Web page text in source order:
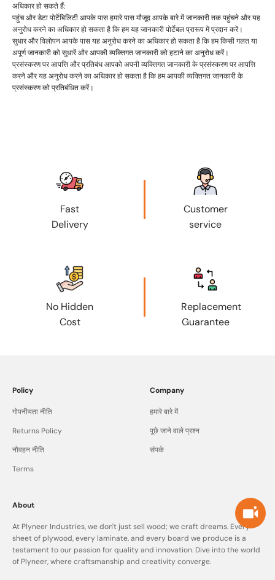
अधिकार हो सकते हैं:
पहुंच और डेटा पोर्टेबिलिटी आपके पास हमारे पास मौजूद आपके बारे में जानकारी तक पहुंचने और यह
अनुरोध करने का अधिकार हो सकता है कि हम यह जानकारी पोर्टेबल प्रारूप में प्रदान करें।
सुधार और विलोपन आपके पास यह अनुरोध करने का अधिकार हो सकता है कि हम किसी गलत या
अपूर्ण जानकारी को सुधारें और आपकी व्यक्तिगत जानकारी को हटाने का अनुरोध करें।
प्रसंस्करण पर आपत्ति और प्रतिबंध आपको अपनी व्यक्तिगत जानकारी के प्रसंस्करण पर आपत्ति
करने और यह अनुरोध करने का अधिकार हो सकता है कि हम आपकी व्यक्तिगत जानकारी के
प्रसंस्करण को प्रतिबंधित करें।
Fast
Delivery
Customer
service
No Hidden
Cost
Replacement
Guarantee
Policy
गोपनीयता नीति
Returns Policy
नौवहन नीति
Terms
Company
हमारे बारे में
पूछे जाने वाले प्रश्न
संपर्क
About
At Plyneer Industries, we don't just sell wood; we craft dreams. Every
sheet of plywood, every laminate, and every board we produce is a
testament to our passion for quality and innovation. Dive into the world
of Plyneer, where craftsmanship and creativity converge.